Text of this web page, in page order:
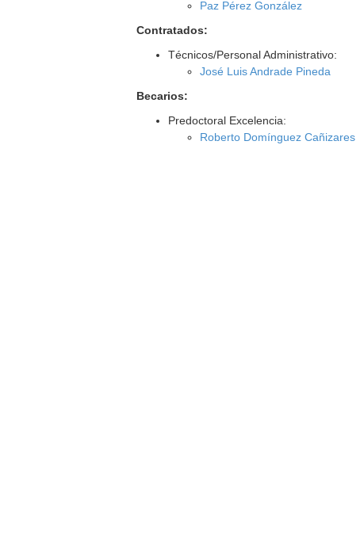
Paz Pérez González
Contratados:
Técnicos/Personal Administrativo:
José Luis Andrade Pineda
Becarios:
Predoctoral Excelencia:
Roberto Domínguez Cañizares